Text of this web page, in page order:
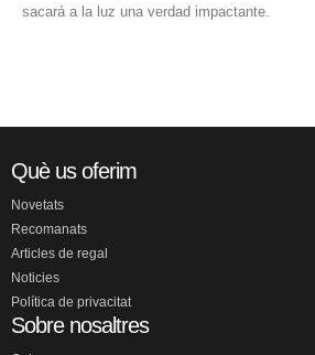
sacará a la luz una verdad impactante.
Què us oferim
Novetats
Recomanats
Articles de regal
Noticies
Política de privacitat
Sobre nosaltres